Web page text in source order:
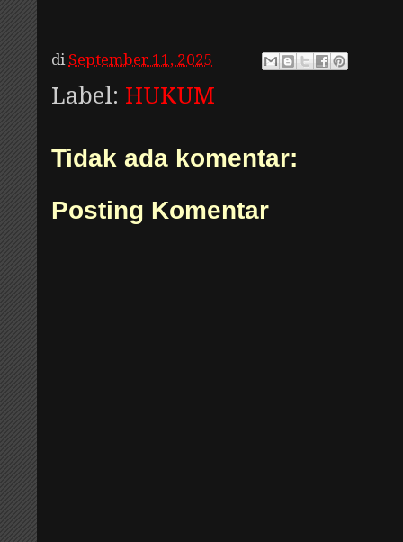
di September 11, 2025
Label: HUKUM
Tidak ada komentar:
Posting Komentar